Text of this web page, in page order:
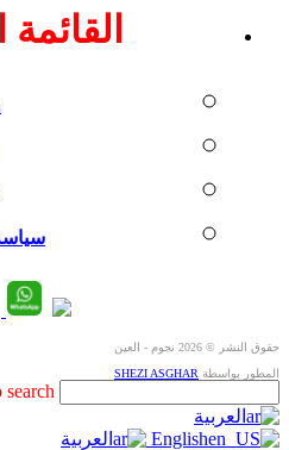
حقوق النشر © 2026 نجوم - العين
المطور بواسطة SHEZI ASGHAR
this
website
العربية
English
العربية